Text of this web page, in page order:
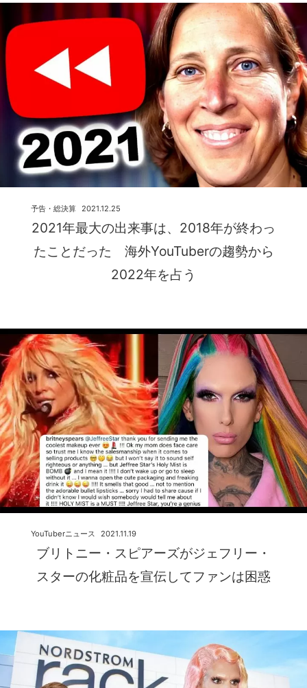
2021年最大の出来事は、2018年が終わっ
たことだった 海外YouTuberの趨勢から
2022年を占う
2021.12.25
予告・総決算
ブリトニー・スピアーズがジェフリー・
スターの化粧品を宣伝してファンは困惑
2021.11.19
YouTuberニュース